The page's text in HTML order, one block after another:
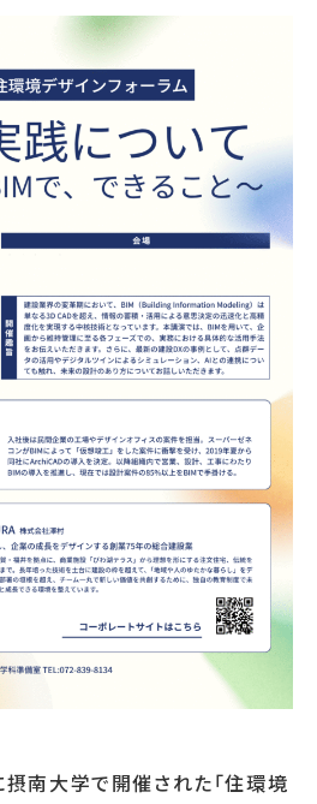
摂南大学で開催された「住環境